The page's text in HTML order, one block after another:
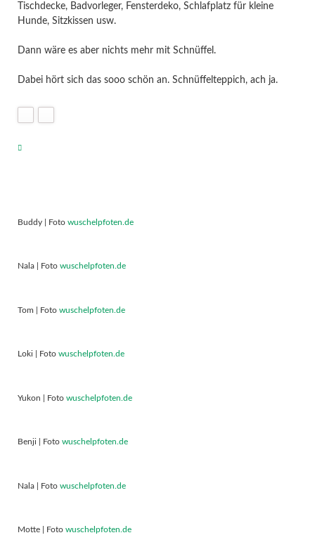
Tischdecke, Badvorleger, Fensterdeko, Schlafplatz für kleine
Hunde, Sitzkissen usw.
Dann wäre es aber nichts mehr mit Schnüffel.
Dabei hört sich das sooo schön an. Schnüffelteppich, ach ja.
Buddy | Foto wuschelpfoten.de
Nala | Foto wuschelpfoten.de
Tom | Foto wuschelpfoten.de
Loki | Foto wuschelpfoten.de
Yukon | Foto wuschelpfoten.de
Benji | Foto wuschelpfoten.de
Nala | Foto wuschelpfoten.de
Motte | Foto wuschelpfoten.de